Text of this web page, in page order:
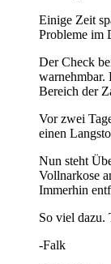
Einige Zeit
Probleme im
Der Check
warnehmbar.
Bereich der
Vor zwei
einen
Nun steht
Vollnarkose
Immerhin
So viel dazu.
-Falk